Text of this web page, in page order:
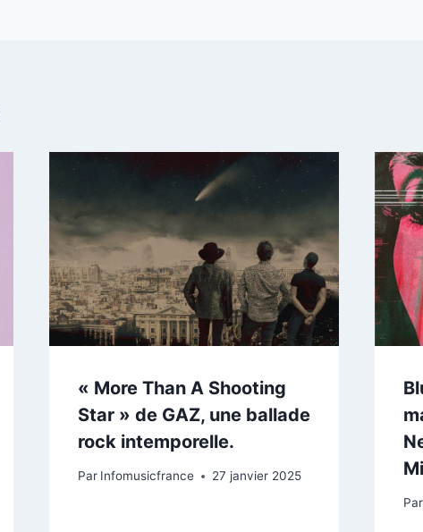
« More Than A Shooting
Star » de GAZ, une ballade
rock intemporelle.
Par Infomusicfrance 27 janvier 2025
Par